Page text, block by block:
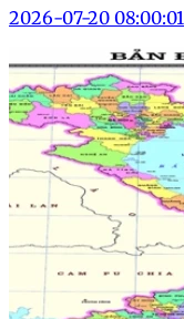
2026-07-20 08:00:01